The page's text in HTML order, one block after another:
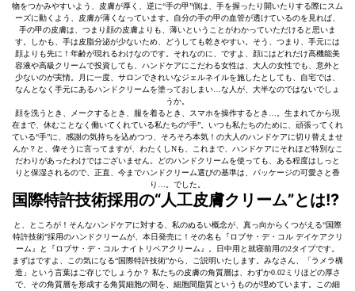
物をつかみやすいよう、皮膚が厚く、逆に“手の甲”側は、手を握ったり開いたりする際にスム
ーズに動くよう、皮膚が薄くなっています。自分の手の甲の血管が透けているのを見れば、
手の甲の皮膚は、つまり顔の皮膚よりも、薄いということがわかっていただけると思いま
す。しかも、手は皮脂分泌が少ないため、どうしても乾きやすい。そう、つまり、手元には
顔よりも先に！年齢が現れるわけなのです。それなのに、ですよ、顔にはどれだけ高機能美
容液や高級クリームで投資しても、ハンドケアにこだわる女性は、大人の女性でも、意外と
少ないのが実情。月に一度、サロンできれいなジェルネイルを施したとしても、自宅では、
なんとなく手元にあるハンドクリームを塗っておしまい…な人が、大半なのではないでしょ
うか。
顔を洗うとき、メークするとき、服を着るとき、スマホを操作するとき…。生まれてから現
在まで、休むことなく働いてくれている私たちの“手”。いつも私たちのために、頑張ってくれ
ている“手”に、感謝の気持ちを込めつつ、そろそろ本気！の大人のハンドケアに切り替えませ
んか？と、偉そうに言ってますが、わたくしNも、これまで、ハンドケアにそれほど特別なこ
だわりがあったわけではございません。どのハンドクリームを使っても、ある程度はしっと
りと保湿されるので、正直、今までハンドクリーム選びの基準は、パッケージの可愛さと香
り…。でした。
国際特許技術採用の“人工皮膚クリーム”とは!?
と、ところが！そんなハンドケアに対する、私のぬるい概念が、真っ向からくつがえる“国際
特許技術”採用のハンドクリームが、本日発売に！その名も『ロブサ・デ・コル デイケアクリ
ーム』と『ロブサ・デ・コル ナイトリペアクリーム』。日中用と就寝前用の2タイプです。
まずはですよ、この気になる“国際特許技術”から、ご説明いたします。みなさん、「ラメラ構
造」という言葉はご存じでしょうか？ 私たちの皮膚の角質層は、わずか0.02ミリほどの厚さ
で、その角質層を形成する角質細胞の間を、細胞間脂質というものが埋めています。この細